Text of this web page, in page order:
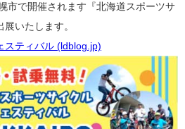
市で開催されます『北海道スポーツサ
いたします。
スティバル (ldblog.jp)